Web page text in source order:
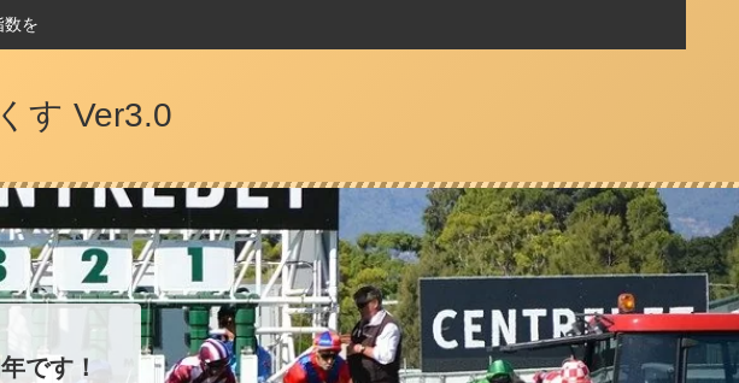
数を
す Ver3.0
です！